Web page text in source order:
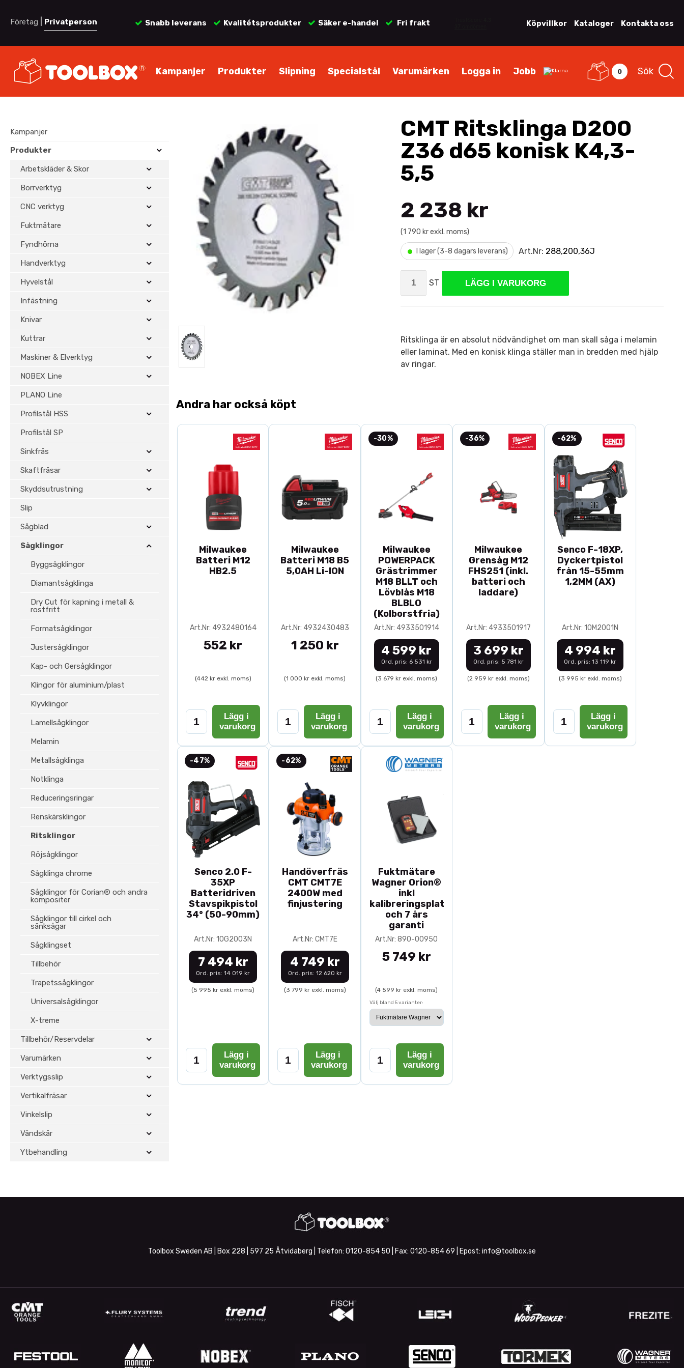
Företag Privatperson Snabb leverans Kvalitétsprodukter Säker e-handel Fri frakt Köpvillkor Kataloger Kontakta oss
Kampanjer Produkter Slipning Specialstål Varumärken Logga in Jobb 0 Sök
Kampanjer
Produkter
Arbetskläder & Skor
Borrverktyg
CNC verktyg
Fuktmätare
Fyndhörna
Handverktyg
Hyvelstål
Infästning
Knivar
Kuttrar
Maskiner & Elverktyg
NOBEX Line
PLANO Line
Profilstål HSS
Profilstål SP
Sinkfräs
Skaftfräsar
Skyddsutrustning
Slip
Sågblad
Sågklingor
Byggsågklingor
Diamantsågklinga
Dry Cut för kapning i metall &
rostfritt
Formatsågklingor
Justersågklingor
Kap- och Gersågklingor
Klingor för aluminium/plast
Klyvklingor
Lamellsågklingor
Melamin
Metallsågklinga
Notklinga
Reduceringsringar
Renskärsklingor
Ritsklingor
Röjsågklingor
Sågklinga chrome
Sågklingor för Corian® och andra
kompositer
Sågklingor till cirkel och
sänksågar
Sågklingset
Tillbehör
Trapetssågklingor
Universalsågklingor
X-treme
Tillbehör/Reservdelar
Varumärken
Verktygsslip
Vertikalfräsar
Vinkelslip
Vändskär
Ytbehandling
CMT Ritsklinga D200
Z36 d65 konisk K4,3-
5,5
2 238 kr
(1 790 kr exkl. moms)
• I lager (3-8 dagars leverans) Art.Nr: 288,200,36J
ST LÄGG I VARUKORG
Ritsklinga är en absolut nödvändighet om man skall såga i melamin
eller laminat. Med en konisk klinga ställer man in bredden med hjälp
av ringar.
Andra har också köpt
Milwaukee
Batteri M12
HB2.5
Art.Nr: 4932480164
552 kr
(442 kr exkl. moms)
Lägg i
varukorg
Milwaukee
Batteri M18 B5
5,0AH Li-ION
Art.Nr: 4932430483
1 250 kr
(1 000 kr exkl. moms)
Lägg i
varukorg
-30%
Milwaukee
POWERPACK
Grästrimmer
M18 BLLT och
Lövblås M18
BLBLO
(Kolborstfria)
Art.Nr: 4933501914
4 599 kr
Ord. pris: 6 531 kr
(3 679 kr exkl. moms)
Lägg i
varukorg
-36%
Milwaukee
Grensåg M12
FHS251 (inkl.
batteri och
laddare)
Art.Nr: 4933501917
3 699 kr
Ord. pris: 5 781 kr
(2 959 kr exkl. moms)
Lägg i
varukorg
-62%
Senco F-18XP,
Dyckertpistol
från 15-55mm
1,2MM (AX)
Art.Nr: 10M2001N
4 994 kr
Ord. pris: 13 119 kr
(3 995 kr exkl. moms)
Lägg i
varukorg
-47%
Senco 2.0 F-
35XP
Batteridriven
Stavspikpistol
34° (50-90mm)
Art.Nr: 10G2003N
7 494 kr
Ord. pris: 14 019 kr
(5 995 kr exkl. moms)
Lägg i
varukorg
-62%
Handöverfräs
CMT CMT7E
2400W med
finjustering
Art.Nr: CMT7E
4 749 kr
Ord. pris: 12 620 kr
(3 799 kr exkl. moms)
Lägg i
varukorg
Fuktmätare
Wagner Orion®
inkl
kalibreringsplatta
och 7 års
garanti
Art.Nr: 890-00950
5 749 kr
(4 599 kr exkl. moms)
Välj bland 5 varianter:
Lägg i
varukorg
Toolbox Sweden AB | Box 228 | 597 25 Åtvidaberg | Telefon: 0120-854 50 | Fax: 0120-854 69 | Epost: info@toolbox.se